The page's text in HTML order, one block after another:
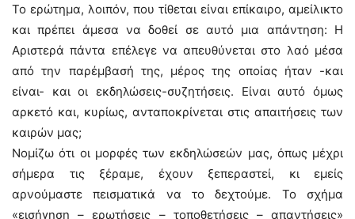
Το ερώτημα, λοιπόν, που τίθεται είναι επίκαιρο, αμείλικτο
και πρέπει άμεσα να δοθεί σε αυτό μια απάντηση: Η
Αριστερά πάντα επέλεγε να απευθύνεται στο λαό μέσα
από την παρέμβασή της, μέρος της οποίας ήταν -και
είναι- και οι εκδηλώσεις-συζητήσεις. Είναι αυτό όμως
αρκετό και, κυρίως, ανταποκρίνεται στις απαιτήσεις των
καιρών μας;
Νομίζω ότι οι μορφές των εκδηλώσεών μας, όπως μέχρι
σήμερα τις ξέραμε, έχουν ξεπεραστεί, κι εμείς
αρνούμαστε πεισματικά να το δεχτούμε. Το σχήμα
«εισήγηση – ερωτήσεις – τοποθετήσεις – απαντήσεις»